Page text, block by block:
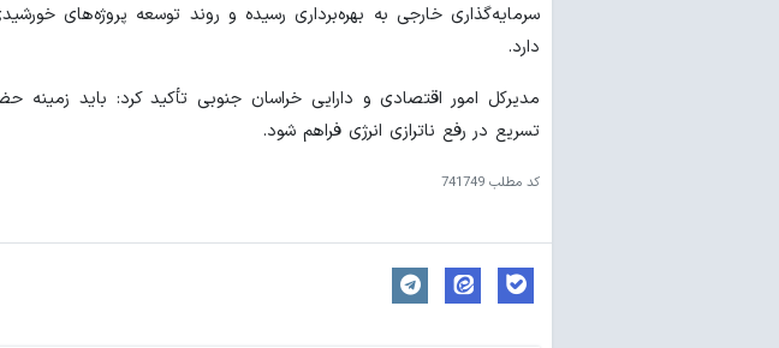
سرمایه‌گذاری خارجی به بهره‌برداری رسیده و روند توسعه پروژه‌های
دارد.
مدیرکل امور اقتصادی و دارایی خراسان جنوبی تأکید کرد: باید زمینه
تسریع در رفع ناترازی انرژی فراهم شود.
کد مطلب 741749